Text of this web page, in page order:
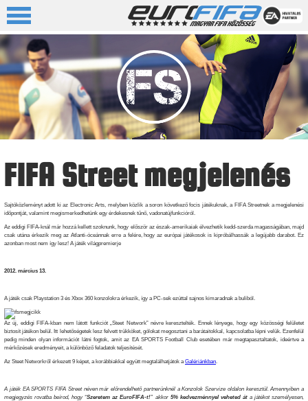
FIFA Street megjelenés
Sajtóközleményt adott ki az Electronic Arts, melyben közlik a soron következő focis játékuknak, a FIFA Streetnek a megjelenési
időpontját, valamint megismerkedhetünk egy érdekesnek tűnő, vadonatújfunkcióról.
Az eddigi FIFA-knál már hozzá kellett szoknunk, hogy először az észak-amerikaiak élvezhetik kedd-szerda magasságában, majd
csak utána érkezik meg az Atlanti-óceánnak erre a felére, hogy az európai játékosok is kipróbálhassák a legújabb darabot. Ez
azonban most nem így lesz! A játék világpremierje
2012. március 13.
A játék csak Playstation 3 és Xbox 360 konzolokra érkezik, így a PC-sek ezúttal sajnos kimaradnak a buliból.
Az új, eddigi FIFA-kban nem látott funkciót „Steet Network” névre keresztelték. Ennek lényege, hogy egy közösségi felületet
biztosít játékon belül. Itt lehetőségetek lesz felvett trükköket, gólokat megosztani a barátaitokkal, kapcsolatba lépni velük. Ezenfelül
pedig minden olyan információt látni fogtok, amit az EA SPORTS Football Club esetében már megtapasztaltatok, ideértve a
mérkőzések eredményeit, a különböző feladatok teljesítését.
Az Steet Networkről érkezett 9 képet, a korábbiakkal együtt megtalálhatjátok a Galériánkban
A játék EA SPORTS FIFA Street néven már előrendelhető partnerünknél a Konzolok Szervize oldalon keresztül. Amennyiben a
megjegyzés rovatba beírod, hogy “Szeretem az EuroFIFA-t!” akkor 5% kedvezménnyel veheted áta játékot személyesen,